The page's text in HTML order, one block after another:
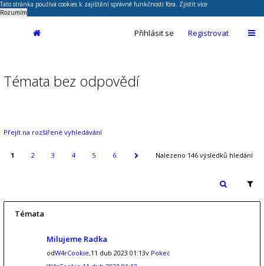
Tato stránka používá cookies k zajištění správné funkčnosti fóra. Zjistit více
Rozumím
Přihlásit se Registrovat
Témata bez odpovědí
Přejít na rozšířené vyhledávání
1 2 3 4 5 6 Nalezeno 146 výsledků hledání
Témata
Milujeme Radka
odW4rCookie,11 dub 2023 01:13v Pokec